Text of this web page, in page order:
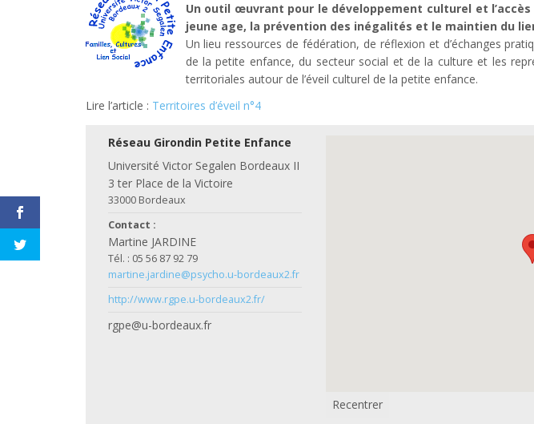
Un outil œuvrant pour le développement culturel et
jeune age, la prévention des inégalités et le maintien du
Un lieu ressources de fédération, de réflexion et d’échanges
de la petite enfance, du secteur social et de la culture et les
territoriales autour de l’éveil culturel de la petite enfance.
Lire l’article : Territoires d’éveil n°4
Réseau Girondin Petite Enfance
Université Victor Segalen Bordeaux II
3 ter Place de la Victoire
33000 Bordeaux
Contact :
Martine JARDINE
Tél. : 05 56 87 92 79
martine.jardine@psycho.u-bordeaux2.fr
http://www.rgpe.u-bordeaux2.fr/
rgpe@u-bordeaux.fr
Recentrer